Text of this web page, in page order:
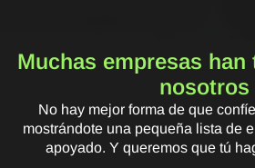
Muchas empresas han
nosotros
No hay mejor forma de que
mostrándote una pequeña lista de
apoyado. Y queremos que tú